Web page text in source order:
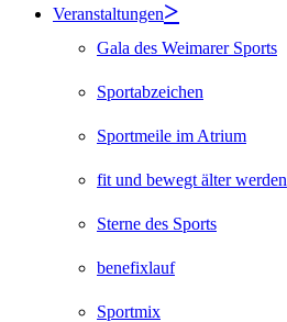
Veranstaltungen
Gala des Weimarer Sports
Sportabzeichen
Sportmeile im Atrium
fit und bewegt älter werden
Sterne des Sports
benefixlauf
Sportmix